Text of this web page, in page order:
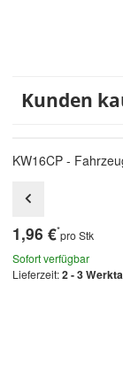
Kunden
KW16CP -
1,96 €*pro Stk
Sofort verfügbar
Lieferzeit:2 - 3